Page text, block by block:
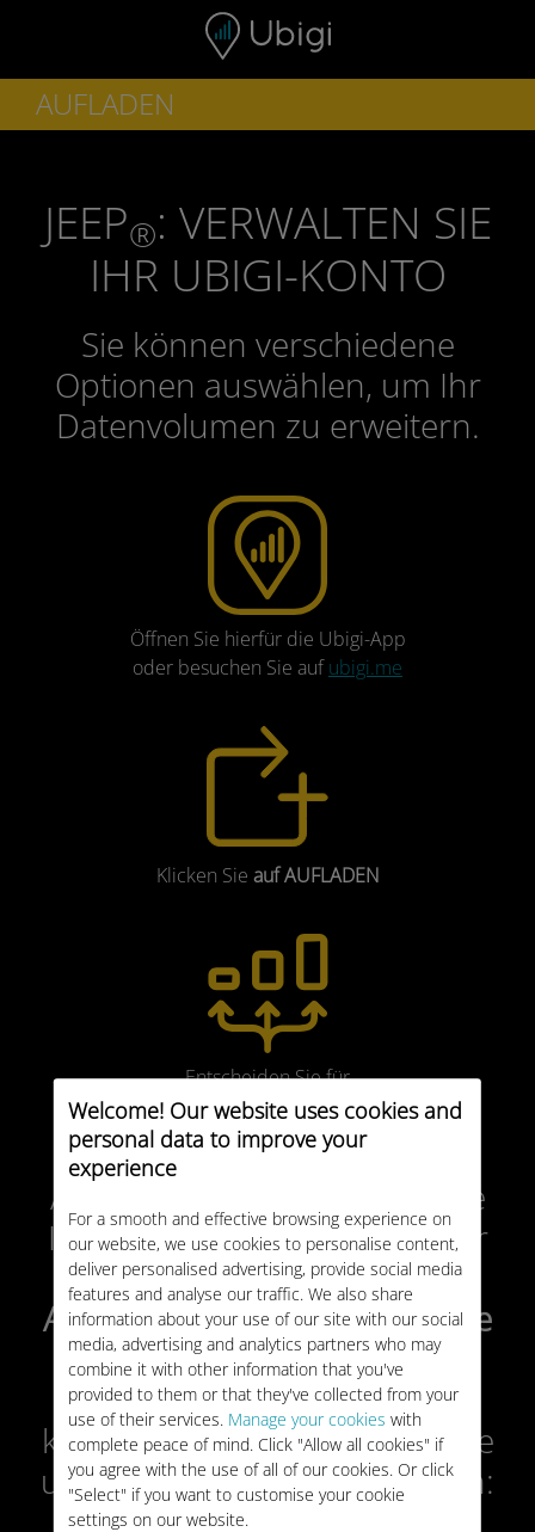
Welcome! Our website uses cookies and
personal data to improve your
experience
For a smooth and effective browsing experience on
our website, we use cookies to personalise content,
deliver personalised advertising, provide social media
features and analyse our traffic. We also share
information about your use of our site with our social
media, advertising and analytics partners who may
combine it with other information that you've
provided to them or that they've collected from your
use of their services. Manage your cookies with
complete peace of mind. Click "Allow all cookies" if
you agree with the use of all of our cookies. Or click
"Select" if you want to customise your cookie
settings on our website.
AUFLADEN
JEEP®: VERWALTEN SIE
IHR UBIGI-KONTO
Sie können verschiedene
Optionen auswählen, um Ihr
Datenvolumen zu erweitern.
Öffnen Sie hierfür die Ubigi-App
oder besuchen Sie aufubigi.me
Klicken Sie auf AUFLADEN
Entscheiden Sie für
einen passenden Datentarif
Am einfachsten verwalten Sie
Ihr Ubigi-Benutzerkonto über
die App. Sie wird sowohl im
App Storeals auch aufGoogle
Playangeboten. Zum
Herunterladen der App
können Sie auch direkt auf die
untenstehenden Links klicken: